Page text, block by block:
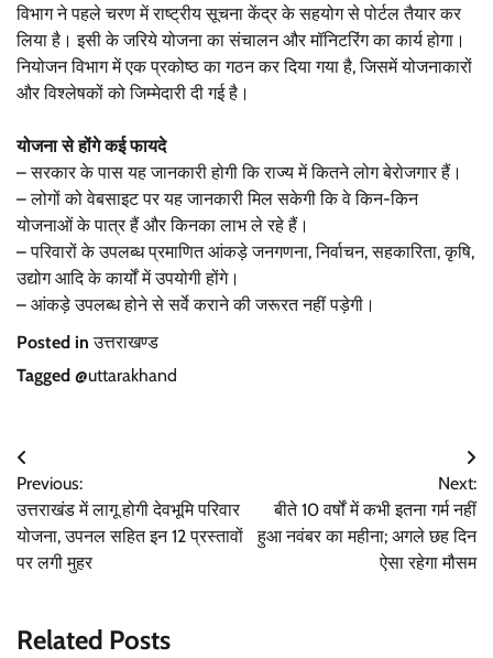
विभाग ने पहले चरण में राष्ट्रीय सूचना केंद्र के सहयोग से पोर्टल तैयार कर
लिया है। इसी के जरिये योजना का संचालन और मॉनिटरिंग का कार्य होगा।
नियोजन विभाग में एक प्रकोष्ठ का गठन कर दिया गया है, जिसमें योजनाकारों
और विश्लेषकों को जिम्मेदारी दी गई है।
योजना से होंगे कई फायदे
– सरकार के पास यह जानकारी होगी कि राज्य में कितने लोग बेरोजगार हैं।
– लोगों को वेबसाइट पर यह जानकारी मिल सकेगी कि वे किन-किन
योजनाओं के पात्र हैं और किनका लाभ ले रहे हैं।
– परिवारों के उपलब्ध प्रमाणित आंकड़े जनगणना, निर्वाचन, सहकारिता, कृषि,
उद्योग आदि के कार्यों में उपयोगी होंगे।
– आंकड़े उपलब्ध होने से सर्वे कराने की जरूरत नहीं पड़ेगी।
Posted inउत्तराखण्ड
Tagged @uttarakhand
Post
navigation
Previous:
उत्तराखंड में लागू होगी देवभूमि परिवार
योजना, उपनल सहित इन 12 प्रस्तावों
पर लगी मुहर
Next:
बीते 10 वर्षों में कभी इतना गर्म नहीं
हुआ नवंबर का महीना; अगले छह दिन
ऐसा रहेगा मौसम
Related Posts